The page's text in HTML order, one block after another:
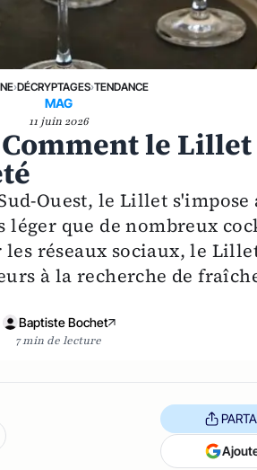
›DÉCRYPTAGES›TENDANCE
MAG
11 juin 2026
le Lillet
Ouest, le Lillet
léger que de nombreux
réseaux sociaux, le
à la recherche de
Baptiste Bochet
7 min de lecture